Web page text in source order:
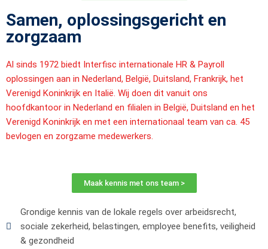
Samen, oplossingsgericht en
zorgzaam
Al sinds 1972 biedt Interfisc internationale HR & Payroll
oplossingen aan in Nederland, België, Duitsland, Frankrijk, het
Verenigd Koninkrijk en Italië. Wij doen dit vanuit ons
hoofdkantoor in Nederland en filialen in België, Duitsland en het
Verenigd Koninkrijk en met een internationaal team van ca. 45
bevlogen en zorgzame medewerkers.
Maak kennis met ons team >
Grondige kennis van de lokale regels over arbeidsrecht,
sociale zekerheid, belastingen, employee benefits, veiligheid
& gezondheid